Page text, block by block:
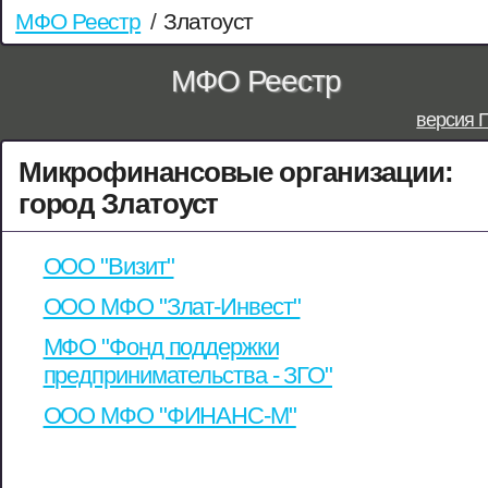
МФО Реестр / Златоуст
МФО Реестр
версия
Микрофинансовые организации:
город Златоуст
ООО "Визит"
ООО МФО "Злат-Инвест"
МФО "Фонд поддержки
предпринимательства - ЗГО"
ООО МФО "ФИНАНС-М"